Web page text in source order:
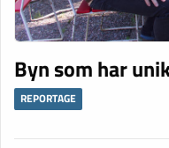
Byn som har
REPORTAGE